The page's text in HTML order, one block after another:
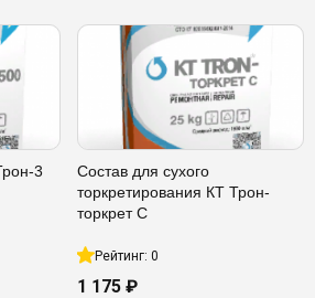
3
Состав для сухого
торкретирования КТ Трон-
торкрет С
Рейтинг: 0
1 175 ₽